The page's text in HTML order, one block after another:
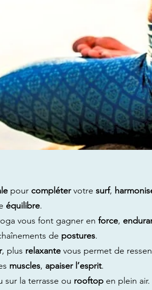
pour complétervotre surf,
équilibre.
vous font gagner en force,
de postures.
, plus relaxante vous permet de
muscles, apaiser l’esprit.
sur la terrasse ou rooftop en plein